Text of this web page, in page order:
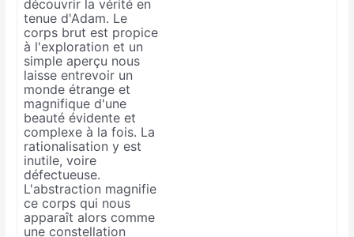
découvrir la vérité en
tenue d'Adam. Le
corps brut est propice
à l'exploration et un
simple aperçu nous
laisse entrevoir un
monde étrange et
magnifique d'une
beauté évidente et
complexe à la fois. La
rationalisation y est
inutile, voire
défectueuse.
L'abstraction magnifie
ce corps qui nous
apparaît alors comme
une constellation